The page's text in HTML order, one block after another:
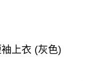
上衣 (灰色)